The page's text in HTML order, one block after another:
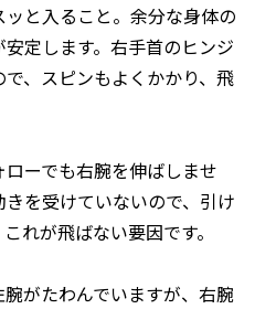
と入ること。余分な身体の
定します。右手首のヒンジ
、スピンもよくかかり、飛
ーでも右腕を伸ばしませ
を受けていないので、引け
れが飛ばない要因です。
がたわんでいますが、右腕